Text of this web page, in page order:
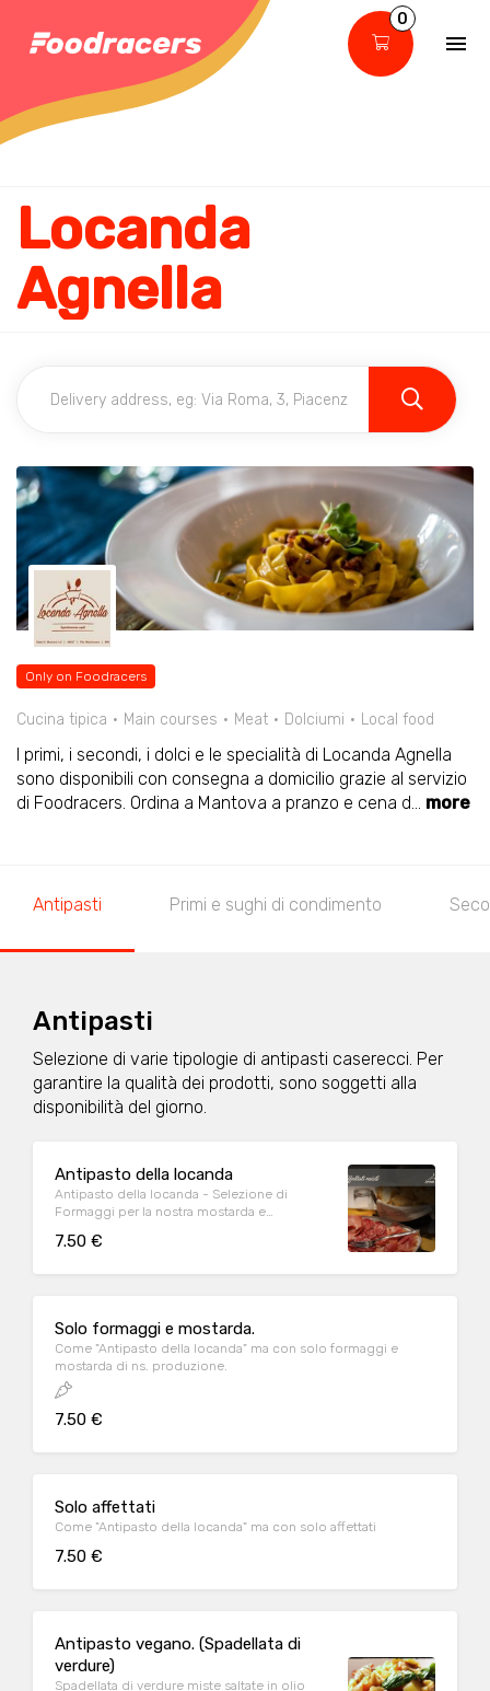
0
Locanda
Agnella
Only on Foodracers
Cucina tipica Main courses Meat Dolciumi Local food
I primi, i secondi, i dolci e le specialità di Locanda Agnella
sono disponibili con consegna a domicilio grazie al servizio
di Foodracers. Ordina a Mantova a pranzo e cena d... more
Antipasti Primi e sughi di condimento
Antipasti
Selezione di varie tipologie di antipasti caserecci. Per
garantire la qualità dei prodotti, sono soggetti alla
disponibilità del giorno.
Antipasto della locanda
Antipasto della locanda - Selezione di
Formaggi per la nostra mostarda e
Formaggio morbido - Formaggio
7.50 €
Solo formaggi e mostarda.
Come "Antipasto della locanda" ma con solo formaggi e
mostarda di ns. produzione.
7.50 €
Solo affettati
Come "Antipasto della locanda" ma con solo affettati
7.50 €
Antipasto vegano. (Spadellata di
verdure)
Spadellata di verdure miste saltate in olio